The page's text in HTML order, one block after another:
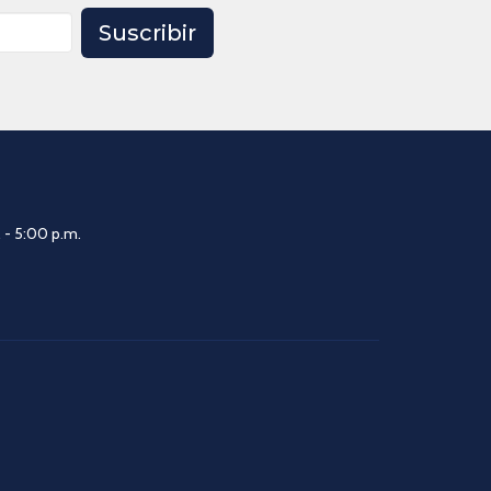
Suscribir
- 5:00 p.m.